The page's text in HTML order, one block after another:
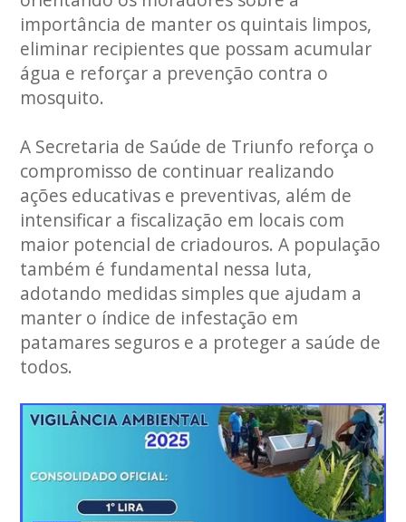
importância de manter os quintais limpos,
eliminar recipientes que possam acumular
água e reforçar a prevenção contra o
mosquito.
A Secretaria de Saúde de Triunfo reforça o
compromisso de continuar realizando
ações educativas e preventivas, além de
intensificar a fiscalização em locais com
maior potencial de criadouros. A população
também é fundamental nessa luta,
adotando medidas simples que ajudam a
manter o índice de infestação em
patamares seguros e a proteger a saúde de
todos.